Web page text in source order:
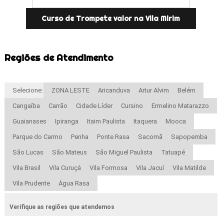
Curso de Trompete valor na Vila Mirim
Regiões de Atendimento
Selecione: ZONA LESTE Aricanduva Artur Alvim Belém
Cangaíba Carrão Cidade Líder Cursino Ermelino Matarazzo
Guaianases Ipiranga Itaim Paulista Itaquera Mooca
Parque do Carmo Penha Ponte Rasa Sacomã Sapopemba
São Lucas São Mateus São Miguel Paulista Tatuapé
Vila Brasil Vila Curuçá Vila Formosa Vila Jacuí Vila Matilde
Vila Prudente Água Rasa
Verifique as regiões que atendemos